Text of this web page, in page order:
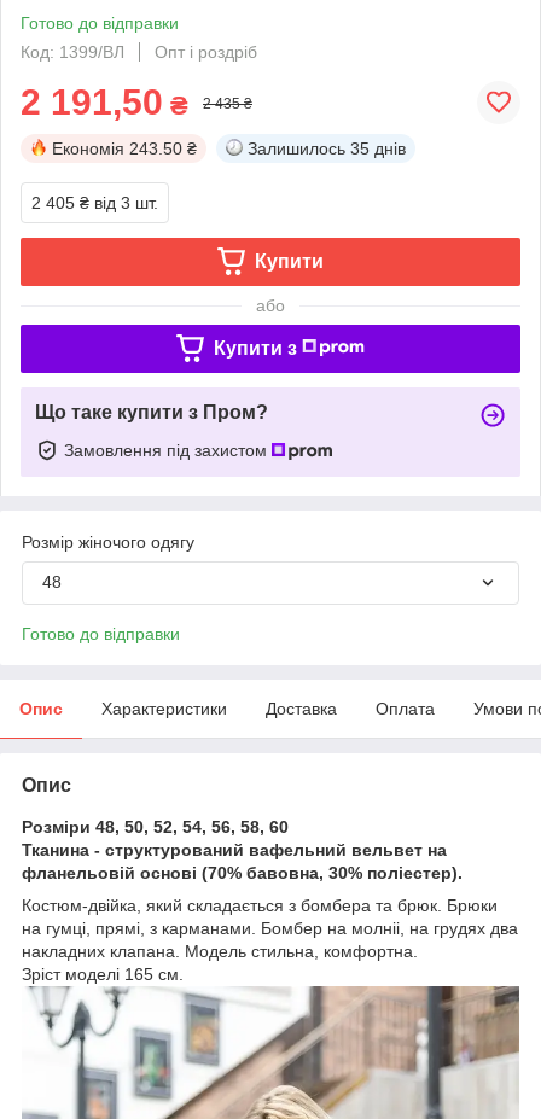
Готово до відправки
Код: 1399/ВЛ
Опт і роздріб
2 191,50 ₴ 2 435 ₴
Економія 243.50 ₴ Залишилось 35 днів
2 405 ₴ від 3 шт.
Купити
або
Купити з
Що таке купити з Пром?
Замовлення під захистом
Розмір жіночого одягу
48
Готово до відправки
Опис Характеристики Доставка Оплата Умови
Опис
Розміри 48, 50, 52, 54, 56, 58, 60
Тканина - структурований вафельний вельвет на
фланельовій основі (70% бавовна, 30% поліестер).
Костюм-двійка, який складається з бомбера та брюк. Брюки
на гумці, прямі, з карманами. Бомбер на молніі, на грудях два
накладних клапана. Модель стильна, комфортна.
Зріст моделі 165 см.